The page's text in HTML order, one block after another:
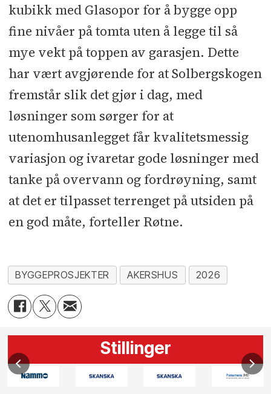
kubikk med Glasopor for å bygge opp
fine nivåer på tomta uten å legge til så
mye vekt på toppen av garasjen. Dette
har vært avgjørende for at Solbergskogen
fremstår slik det gjør i dag, med
løsninger som sørger for at
utenomhusanlegget får kvalitetsmessig
variasjon og ivaretar gode løsninger med
tanke på overvann og fordrøyning, samt
at det er tilpasset terrenget på utsiden på
en god måte, forteller Røtne.
BYGGEPROSJEKTER AKERSHUS 2026
Stillinger